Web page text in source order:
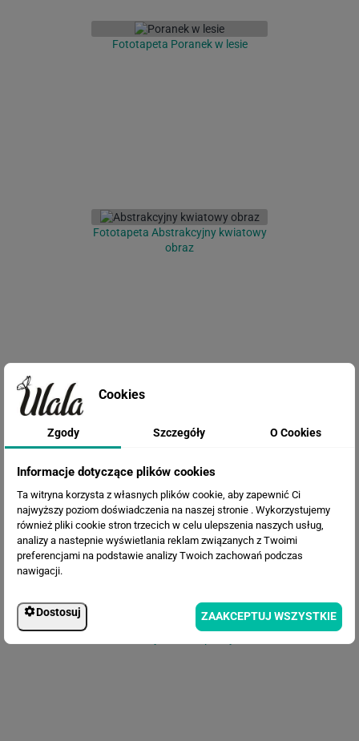
Fototapeta Poranek w lesie
Fototapeta Abstrakcyjny kwiatowy
obraz
Fototapeta Ciemna tapeta z
Cookies
Zgody Szczegóły O Cookies
Informacje dotyczące plików cookies
Ta witryna korzysta z własnych plików cookie, aby zapewnić Ci
najwyższy poziom doświadczenia na naszej stronie . Wykorzystujemy
również pliki cookie stron trzecich w celu ulepszenia naszych usług,
analizy a nastepnie wyświetlania reklam związanych z Twoimi
preferencjami na podstawie analizy Twoich zachowań podczas
nawigacji.
Dostosuj ZAAKCEPTUJ WSZYSTKIE